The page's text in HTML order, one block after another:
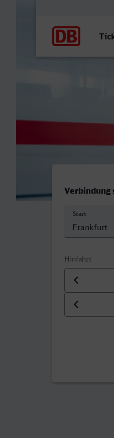
Frankfurt
Verbindung
Start
Hinfahrt
Datum der
Uhrzeit der